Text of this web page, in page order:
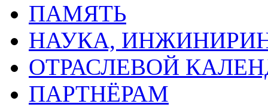
ПАМЯТЬ
НАУКА,
ОТРАСЛЕВОЙ
ПАРТНЁРАМ